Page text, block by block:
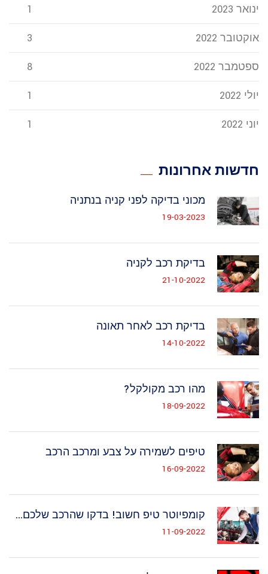
ינואר 2023 1
אוקטובר 2022 3
ספטמבר 2022 8
יולי 2022 1
יוני 2022 1
חדשות אחרונות
מכוני בדיקה לפני קניה בנתניה
19-03-2023
בדיקת רכב לקניה
21-10-2022
בדיקת רכב לאחר תאונה
14-10-2022
מהו רכב מקולקל?
18-09-2022
טיפים לשמירה על צבע ומרכב הרכב
16-09-2022
קומפיוטר טיפ חשוב! בדקו שהרכב שלכם...
11-09-2022